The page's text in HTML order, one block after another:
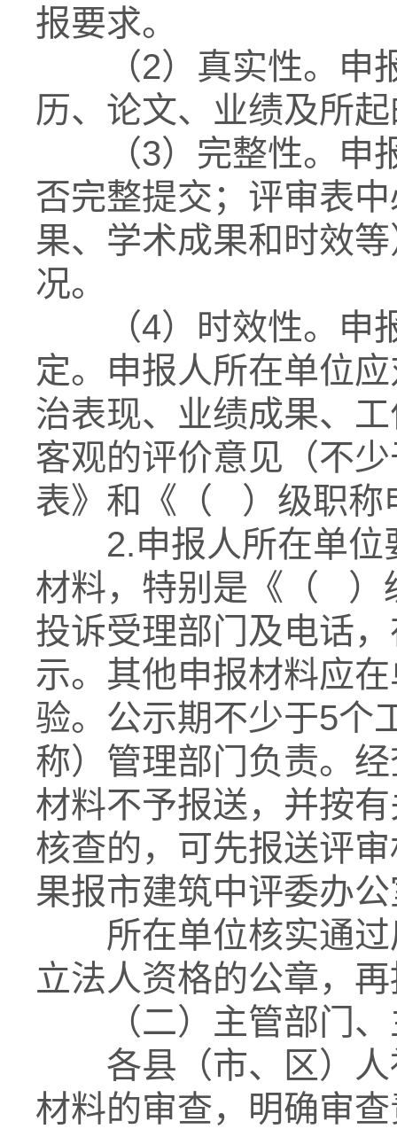
报要求。
（2）真实性。申报
历、论文、业绩及所
（3）完整性。申报
否完整提交；评审表
果、学术成果和时效
况。
（4）时效性。申报
定。申报人所在单位
治表现、业绩成果、
客观的评价意见（不
表》和《（ ）级职称
2.申报人所在单位
材料，特别是《（ ）
投诉受理部门及电话
示。其他申报材料应
验。公示期不少于5个
称）管理部门负责。
材料不予报送，并按
核查的，可先报送评
果报市建筑中评委办
所在单位核实通过
立法人资格的公章，
（二）主管部门、
各县（市、区）人
材料的审查，明确审